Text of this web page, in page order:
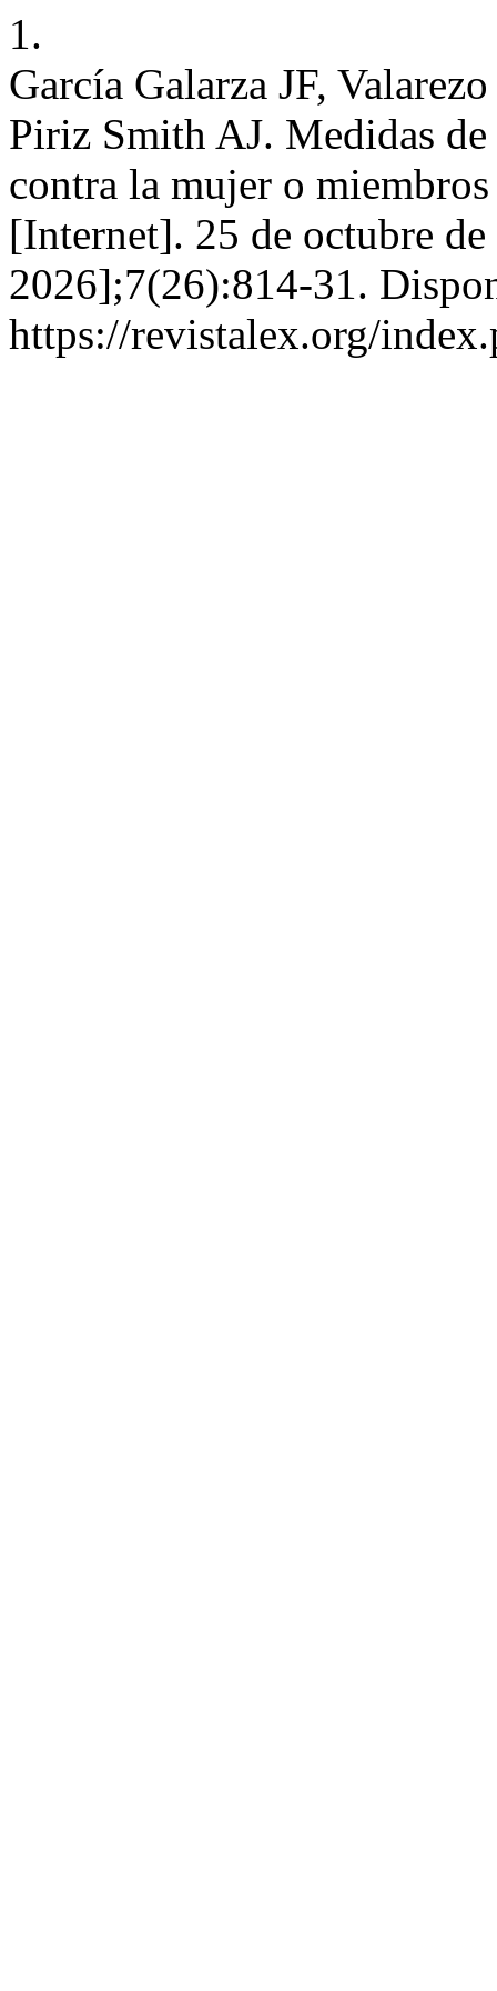
1.
García Galarza JF,
Piriz Smith AJ. Medidas
contra la mujer o
[Internet]. 25 de octubre
2026];7(26):814-31.
https://revistalex.org/